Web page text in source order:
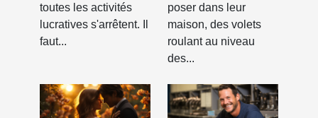
toutes les activités
lucratives s'arrêtent. Il
faut...
poser dans leur
maison, des volets
roulant au niveau
des...